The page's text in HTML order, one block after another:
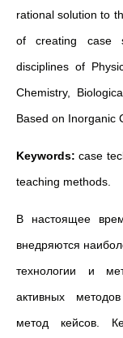
rational solution to
of creating case
disciplines of
Chemistry,
Based on Inorganic
Keywords: case
teaching methods.
В настоящее
внедряются
технологии и
активных
метод кейсов.